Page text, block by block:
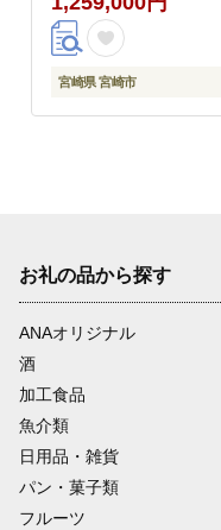
宮崎県 宮崎市
お礼の品から探す
ANAオリジナル
酒
加工食品
魚介類
日用品・雑貨
パン・菓子類
フルーツ